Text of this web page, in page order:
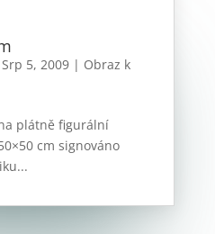
Srp 5, 2009| Obraz k
plátně figurální
cm signováno